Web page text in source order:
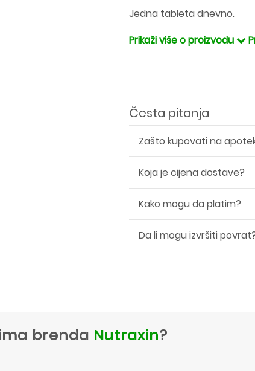
Jedna tableta dnevno.
Prikaži više o proizvodu
Česta pitanja
Zašto kupovati na
Koja je cijena dostave?
Kako mogu da platim?
Da li mogu izvršiti
brenda Nutraxin?